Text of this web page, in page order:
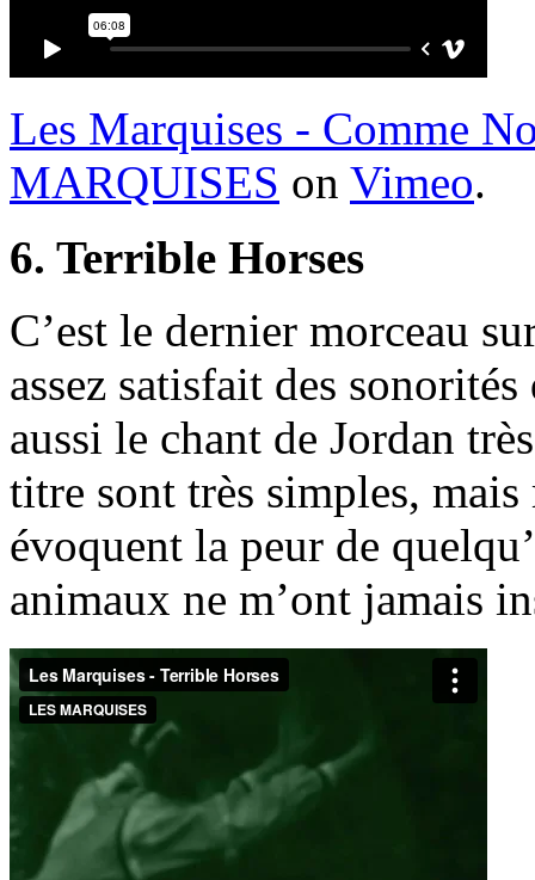
Les Marquises - Comme
MARQUISES on Vimeo.
6. Terrible Horses
C’est le dernier morceau
assez satisfait des
aussi le chant de Jordan
titre sont très simples,
évoquent la peur de
animaux ne m’ont jamais